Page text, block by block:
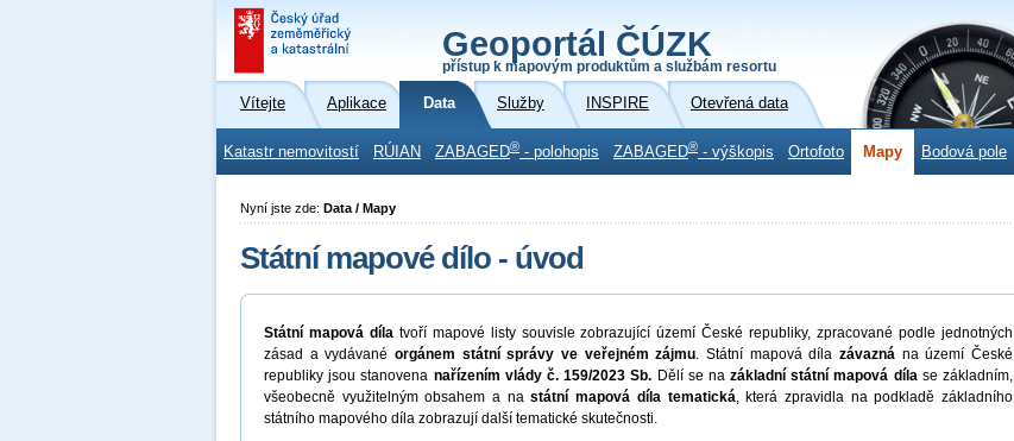
Geoportál ČÚZK
přístup k mapovým produktům a službám resortu
Vítejte Aplikace Data Služby INSPIRE Otevřená data
Katastr nemovitostí RÚIAN ZABAGED® - polohopis ZABAGED® - výškopis Ortofoto Mapy Bodová pole
Nyní jste zde: Data / Mapy
Státní mapové dílo - úvod
Státní mapová dílatvoří mapové listy souvisle zobrazující území České republiky, zpracované podle jednotných
zásad a vydávané orgánem státní správy ve veřejném zájmu. Státní mapová dílazávazná na území České
republiky jsou stanovena nařízením vlády č. 159/2023 Sb. Dělí se nazákladní státní mapová dílase základním,
všeobecně využitelným obsahem a nastátní mapová díla tematická, která zpravidla na podkladě základního
státního mapového díla zobrazují další tematické skutečnosti.